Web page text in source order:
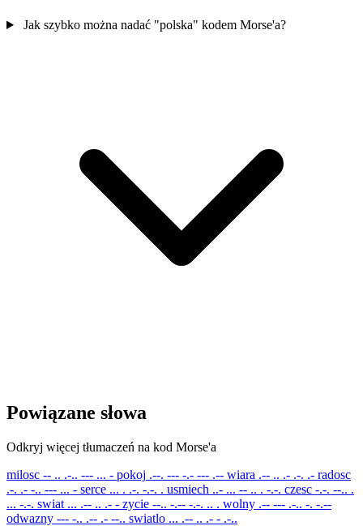
Jak szybko można nadać "polska" kodem Morse'a?
Powiązane słowa
Odkryj więcej tłumaczeń na kod Morse'a
milosc -- .. .-.. --- ... - pokoj .--. --- -.- --- .-- wiara .-- .. .- .-. .- radosc
.-. .- -.. --- ... - serce ... . .-. -.-. . usmiech ..- ... -- .. . -.-. czesc -.-. --.. .
... -.-. swiat ... .-- .. .- - zycie --.. -.-- -.-. .. . wolny .-- --- .-.. -. -.--
odwazny --- -.. .-- .- --.. swiatlo ... .-- .. .- - .-..